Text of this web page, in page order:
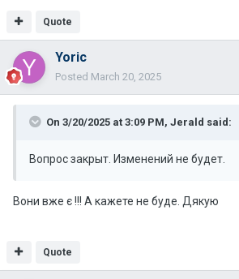
Quote
Yoric
Posted March 20, 2025
On 3/20/2025 at 3:09 PM, Jerald said:
Вопрос закрыт. Изменений не будет.
Вони вже є !!! А кажете не буде. Дякую
Quote